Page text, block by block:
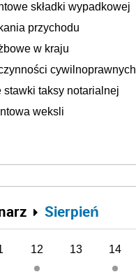
składki wypadkowej
przychodu
w kraju
cywilnoprawnych
stawki taksy notarialnej
weksli
Sierpień
12 13 14